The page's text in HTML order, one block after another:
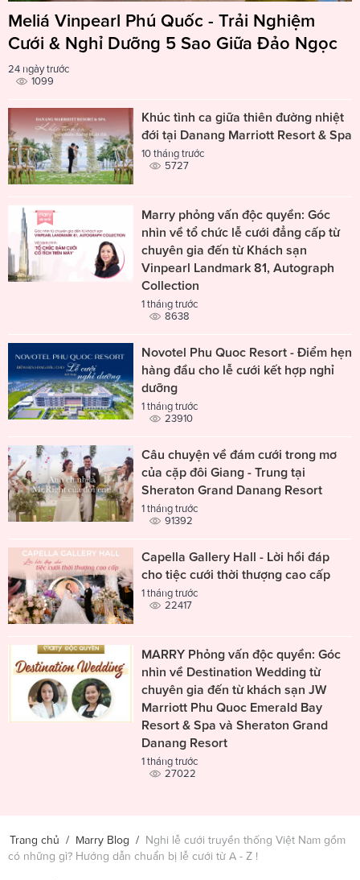
Meliá Vinpearl Phú Quốc - Trải Nghiệm
Cưới & Nghỉ Dưỡng 5 Sao Giữa Đảo Ngọc
24 ngày trước
1099
Khúc tình ca giữa thiên đường nhiệt
đới tại Danang Marriott Resort & Spa
10 tháng trước
5727
Marry phỏng vấn độc quyền: Góc
nhìn về tổ chức lễ cưới đẳng cấp từ
chuyên gia đến từ Khách sạn
Vinpearl Landmark 81, Autograph
Collection
1 tháng trước
8638
Novotel Phu Quoc Resort - Điểm hẹn
hàng đầu cho lễ cưới kết hợp nghỉ
dưỡng
1 tháng trước
23910
Câu chuyện về đám cưới trong mơ
của cặp đôi Giang - Trung tại
Sheraton Grand Danang Resort
1 tháng trước
91392
Capella Gallery Hall - Lời hồi đáp
cho tiệc cưới thời thượng cao cấp
1 tháng trước
22417
MARRY Phỏng vấn độc quyền: Góc
nhìn về Destination Wedding từ
chuyên gia đến từ khách sạn JW
Marriott Phu Quoc Emerald Bay
Resort & Spa và Sheraton Grand
Danang Resort
1 tháng trước
27022
Trang chủ / Marry Blog / Nghi lễ cưới truyền thống Việt Nam gồm
có những gì? Hướng dẫn chuẩn bị lễ cưới từ A - Z !